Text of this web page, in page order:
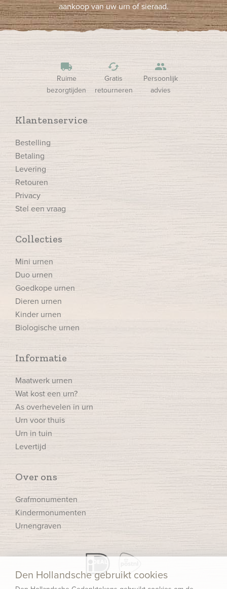
aankoop van uw urn of sieraad.
local_shipping
Ruime
bezorgtijden
cached
Gratis
retourneren
people
Persoonlijk
advies
Klantenservice
Bestelling
Betaling
Levering
Retouren
Privacy
Stel een vraag
Collecties
Mini urnen
Duo urnen
Goedkope urnen
Dieren urnen
Kinder urnen
Biologische urnen
Informatie
Maatwerk urnen
Wat kost een urn?
As overhevelen in urn
Urn voor thuis
Urn in tuin
Levertijd
Over ons
Grafmonumenten
Kindermonumenten
Urnengraven
Den Hollandsche gebruikt cookies